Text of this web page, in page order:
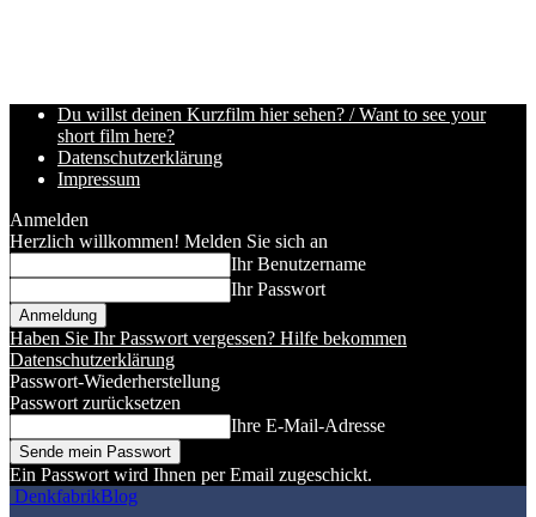
Du willst deinen Kurzfilm hier sehen? / Want to see your
short film here?
Datenschutzerklärung
Impressum
Anmelden
Herzlich willkommen! Melden Sie sich an
Ihr Benutzername
Ihr Passwort
Haben Sie Ihr Passwort vergessen? Hilfe bekommen
Datenschutzerklärung
Passwort-Wiederherstellung
Passwort zurücksetzen
Ihre E-Mail-Adresse
Ein Passwort wird Ihnen per Email zugeschickt.
DenkfabrikBlog